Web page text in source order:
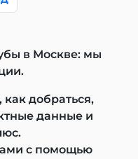
в Москве: мы
добраться,
данные и
с помощью